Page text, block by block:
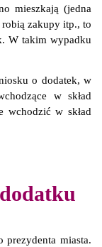
mieszkają (jedna
robią zakupy itp., to
W takim wypadku
o dodatek, w
w skład
wchodzić w skład
prezydenta miasta.